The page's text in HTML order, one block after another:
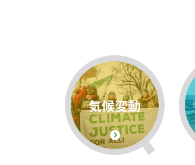
気候変動